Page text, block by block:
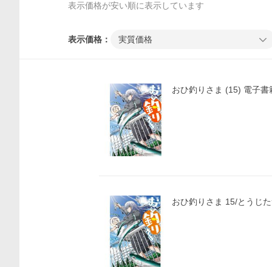
表示価格が安い順に表示しています
表示価格： 実質価格
おひ釣りさま (15) 電子
おひ釣りさま 15/とうじ